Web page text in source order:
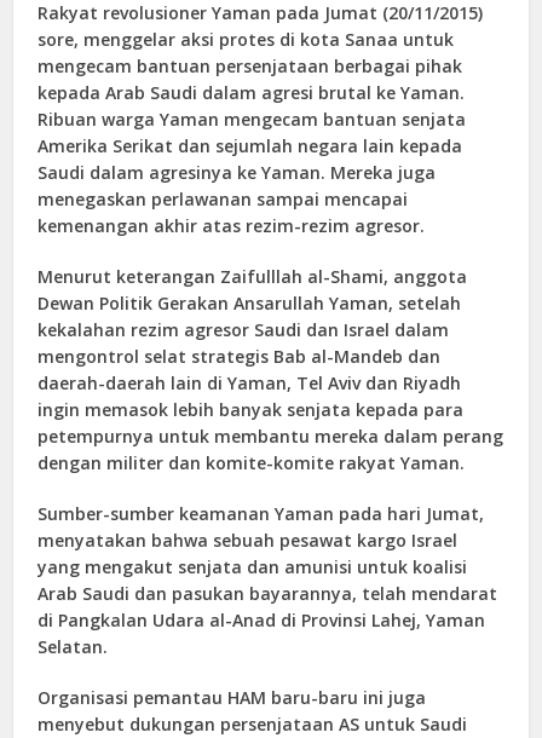
Rakyat revolusioner Yaman pada Jumat (20/11/2015)
sore, menggelar aksi protes di kota Sanaa untuk
mengecam bantuan persenjataan berbagai pihak
kepada Arab Saudi dalam agresi brutal ke Yaman.
Ribuan warga Yaman mengecam bantuan senjata
Amerika Serikat dan sejumlah negara lain kepada
Saudi dalam agresinya ke Yaman. Mereka juga
menegaskan perlawanan sampai mencapai
kemenangan akhir atas rezim-rezim agresor.
Menurut keterangan Zaifulllah al-Shami, anggota
Dewan Politik Gerakan Ansarullah Yaman, setelah
kekalahan rezim agresor Saudi dan Israel dalam
mengontrol selat strategis Bab al-Mandeb dan
daerah-daerah lain di Yaman, Tel Aviv dan Riyadh
ingin memasok lebih banyak senjata kepada para
petempurnya untuk membantu mereka dalam perang
dengan militer dan komite-komite rakyat Yaman.
Sumber-sumber keamanan Yaman pada hari Jumat,
menyatakan bahwa sebuah pesawat kargo Israel
yang mengakut senjata dan amunisi untuk koalisi
Arab Saudi dan pasukan bayarannya, telah mendarat
di Pangkalan Udara al-Anad di Provinsi Lahej, Yaman
Selatan.
Organisasi pemantau HAM baru-baru ini juga
menyebut dukungan persenjataan AS untuk Saudi